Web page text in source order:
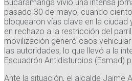
Bucaramanga vivió una intensa
pasado 30 de mayo, cuando
bloquearon vías clave en la ciudad
en rechazo a la restricción del
movilización generó caos
las autoridades, lo que llevó a la
Escuadrón Antidisturbios (Esmad)
Ante la situación, el alcalde Jaime